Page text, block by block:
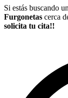
Si estás buscando
Furgonetas cerca
solicita tu cita!!